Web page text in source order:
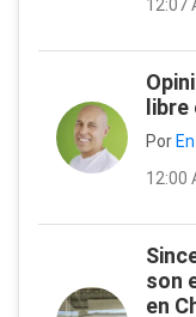
12:07
libre
Por
12:00
son
en